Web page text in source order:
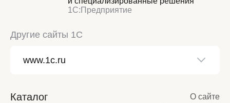
1С:Предприятие
Другие сайты 1С
Каталог
О сайте